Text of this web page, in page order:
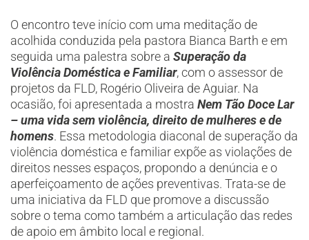
O encontro teve início com uma meditação de
acolhida conduzida pela pastora Bianca Barth e em
seguida uma palestra sobre aSuperação da
Violência Doméstica e Familiar, com o assessor de
projetos da FLD, Rogério Oliveira de Aguiar. Na
ocasião, foi apresentada a mostraNem Tão Doce Lar
– uma vida sem violência, direito de mulheres e de
homens. Essa metodologia diaconal de superação da
violência doméstica e familiar expõe as violações de
direitos nesses espaços, propondo a denúncia e o
aperfeiçoamento de ações preventivas. Trata-se de
uma iniciativa da FLD que promove a discussão
sobre o tema como também a articulação das redes
de apoio em âmbito local e regional.